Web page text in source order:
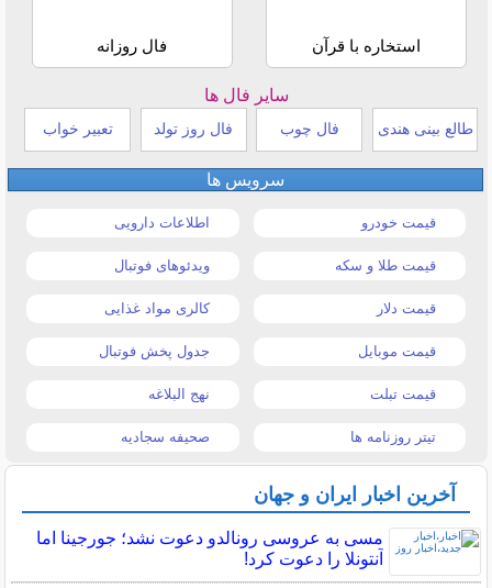
استخاره با قرآن فال روزانه
سایر فال ها
طالع بینی هندی فال چوب فال روز تولد تعبیر خواب
سرویس ها
قیمت خودرو اطلاعات دارویی
قیمت طلا و سکه ویدئوهای فوتبال
قیمت دلار کالری مواد غذایی
قیمت موبایل جدول پخش فوتبال
قیمت تبلت نهج البلاغه
تیتر روزنامه ها صحیفه سجادیه
آخرین اخبار ایران و جهان
مسی به عروسی رونالدو دعوت نشد؛ جورجینا اما
آنتونلا را دعوت کرد!